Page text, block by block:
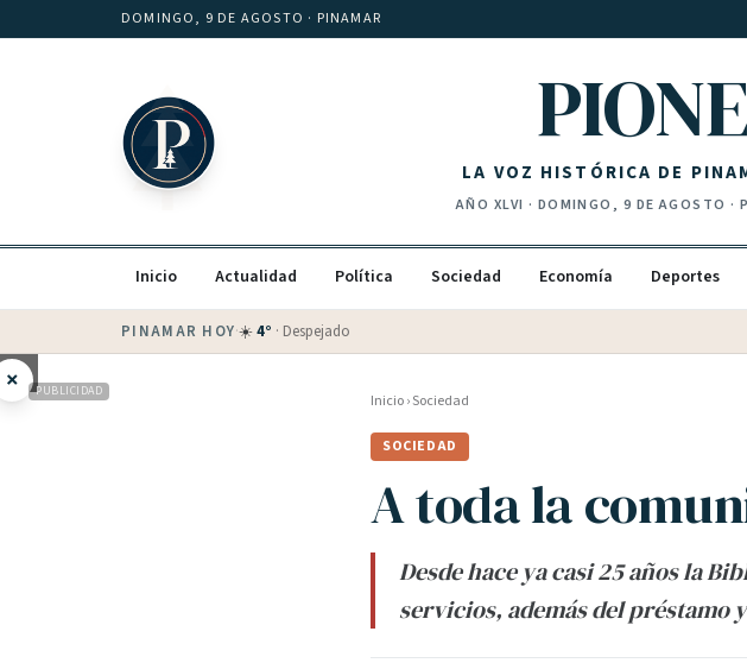
Saltar al contenidoDOMINGO, 9 DE AGOSTO · PINAMAR
LA VOZ HISTÓRICA DE
AÑO XLVI · DOMINGO, 9 DE AGOSTO ·
Inicio Actualidad Política Sociedad Economía Deportes
PINAMAR HOY·💵 Dólar blue$1525
× PUBLICIDAD Inicio›Sociedad
SOCIEDAD
A toda la
Desde hace ya casi 25 años la
servicios, además del préstamo